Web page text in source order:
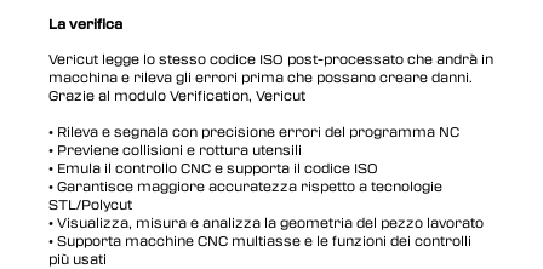
La verifica
Vericut legge lo stesso codice ISO post-processato che andrà in
macchina e rileva gli errori prima che possano creare danni.
Grazie al modulo Verification, Vericut
• Rileva e segnala con precisione errori del programma NC
• Previene collisioni e rottura utensili
• Emula il controllo CNC e supporta il codice ISO
• Garantisce maggiore accuratezza rispetto a tecnologie
STL/Polycut
• Visualizza, misura e analizza la geometria del pezzo lavorato
• Supporta macchine CNC multiasse e le funzioni dei controlli
più usati